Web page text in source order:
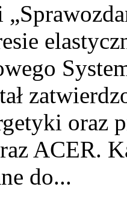
oraz
ACER.
do...